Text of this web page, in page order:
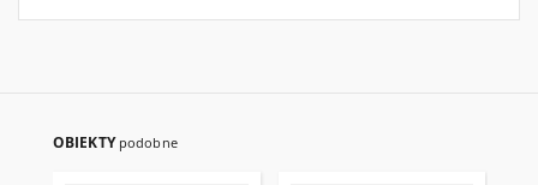
OBIEKTY podobne